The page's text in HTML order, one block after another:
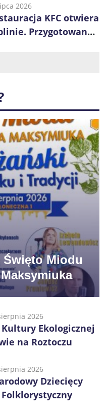
2026
KFC otwiera
Przygotowano
Miodu
2026
Ekologicznej
na Roztoczu
2026
Dziecięcy